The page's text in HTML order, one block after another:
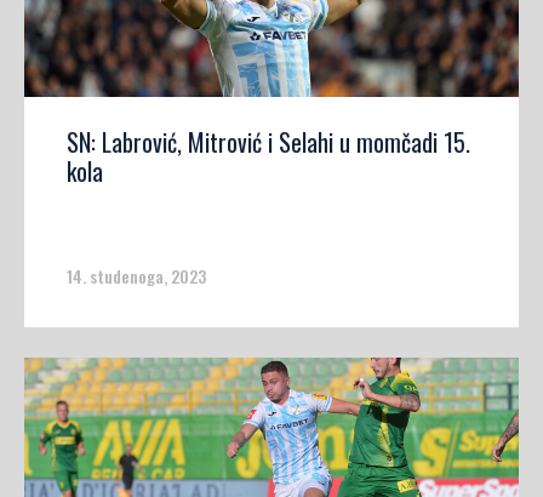
SN: Labrović, Mitrović i Selahi u momčadi 15.
kola
14. studenoga, 2023